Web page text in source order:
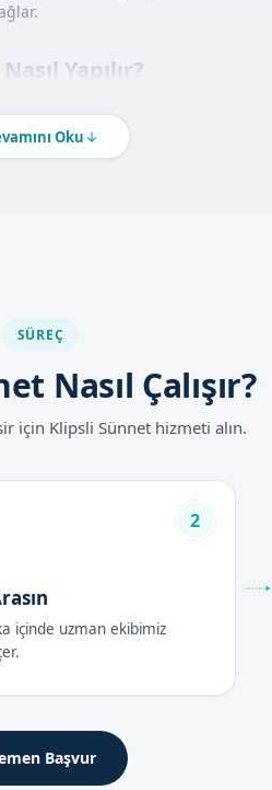
Yapılır?
randevu almanız gerekir.
için en iyi hizmeti sunuyoruz.
sunduğu hizmetin kalitesi ve
için, lütfen randevu formumuzdan
gerektirir. Bu süre içerisinde,
değişebilir. Ancak, genel
Oku
SÜREÇ
Nasıl Çalışır?
için Klipsli Sünnet hizmeti alın.
2
içinde uzman ekibimiz
Başvur